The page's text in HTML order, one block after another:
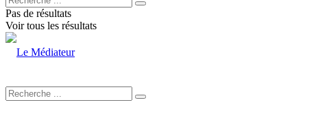
Pas de résultats
Voir tous les résultats